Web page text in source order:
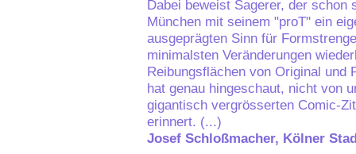
Dabei beweist Sagerer, der schon
München mit seinem "proT" ein
ausgeprägten Sinn für
minimalsten Veränderungen
Reibungsflächen von Original und
hat genau hingeschaut, nicht von
gigantisch vergrösserten Comic-
erinnert. (...)
Josef Schloßmacher, Kölner